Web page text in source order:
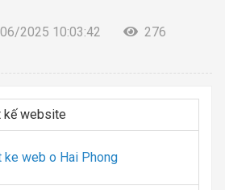
2025 10:03:42
276
kế website
ke web o Hai Phong